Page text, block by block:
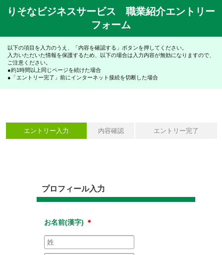
りそなビジネスサービス 職業紹介エントリー
フォーム
以下の項目を入力のうえ、「内容を確認する」ボタンを押してください。
入力いただいた情報を保護するため、以下の場合は入力内容が無効になりますので、
ご注意ください。
●約1時間以上同じページを続けた場合
●「エントリー完了」前にインターネット接続を切断した場合
エントリー入力 内容確認 エントリー完了
プロフィール入力
お名前(漢字) ＊